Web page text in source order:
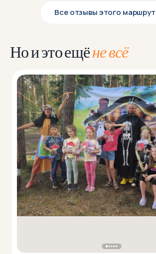
Все отзывы этого
Но и это ещёне всё